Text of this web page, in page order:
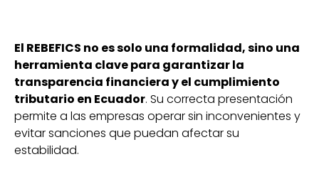
El REBEFICS no es solo una formalidad, sino una
herramienta clave para garantizar la
transparencia financiera y el cumplimiento
tributario en Ecuador. Su correcta presentación
permite a las empresas operar sin inconvenientes y
evitar sanciones que puedan afectar su
estabilidad.